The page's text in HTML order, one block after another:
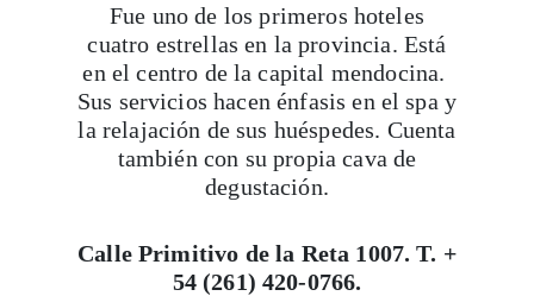
Fue uno de los primeros hoteles
cuatro estrellas en la provincia. Está
en el centro de la capital mendocina.
Sus servicios hacen énfasis en el spa y
la relajación de sus huéspedes. Cuenta
también con su propia cava de
degustación.
Calle Primitivo de la Reta 1007. T. +
54 (261) 420-0766.